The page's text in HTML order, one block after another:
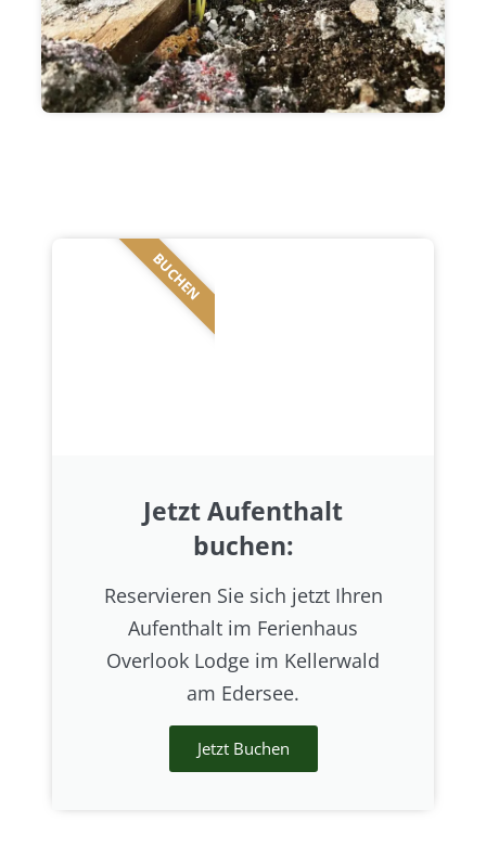
Jetzt Aufenthalt
buchen:
Reservieren Sie sich jetzt Ihren
Aufenthalt im Ferienhaus
Overlook Lodge im Kellerwald
am Edersee.
Jetzt Buchen
BUCHEN